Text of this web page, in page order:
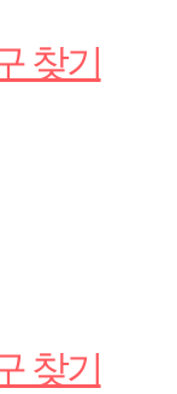
찾기
찾기